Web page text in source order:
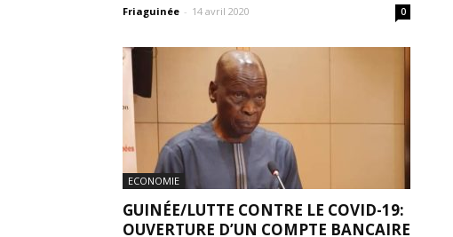
Friaguinée - 14 avril 2020 0
ECONOMIE
GUINÉE/LUTTE CONTRE LE COVID-19:
OUVERTURE D’UN COMPTE BANCAIRE